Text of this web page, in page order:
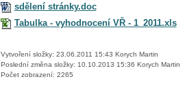
sdělení stránky.doc
Tabulka - vyhodnocení VŘ - 1_2011.xls
Vytvoření složky: 23.06.2011 15:43 Korych Martin
Poslední změna složky: 10.10.2013 15:36 Korych Martin
Počet zobrazení: 2265